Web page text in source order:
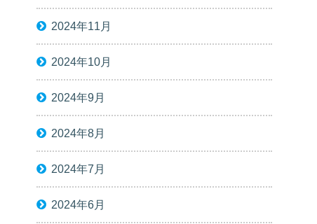
2024年11月
2024年10月
2024年9月
2024年8月
2024年7月
2024年6月